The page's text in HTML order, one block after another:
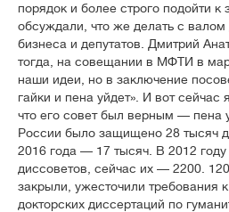
порядок и более строго подойти
обсуждали, что же делать с
бизнеса и депутатов. Дмитрий
тогда, на совещании в МФТИ в
наши идеи, но в заключение
гайки и пена уйдет». И вот сейчас
что его совет был верным — пена
России было защищено 28 тысяч
2016 года — 17 тысяч. В 2012
диссоветов, сейчас их — 2200.
закрыли, ужесточили требования
докторских диссертаций по